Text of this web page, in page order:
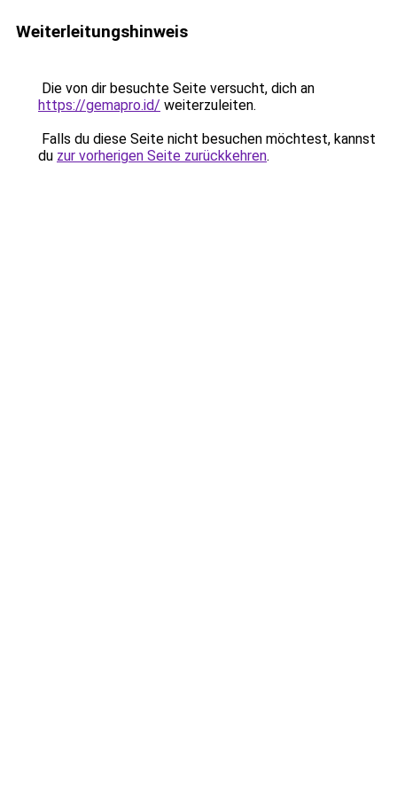
Weiterleitungshinweis
Die von dir besuchte Seite versucht, dich an
https://gemapro.id/ weiterzuleiten.
Falls du diese Seite nicht besuchen möchtest, kannst
du zur vorherigen Seite zurückkehren.